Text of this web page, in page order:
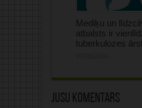
Mediķu un
atbalsts ir
tuberkulozes
Jūsu komentārs